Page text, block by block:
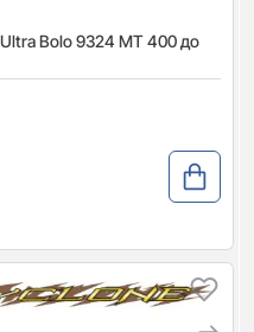
Bolo 9324 MT 400 до